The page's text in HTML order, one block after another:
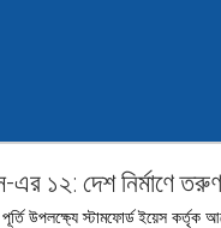
এর ১২: দেশ নির্মাণে
উপলক্ষ্যে স্টামফোর্ড ইয়েস কর্তৃক